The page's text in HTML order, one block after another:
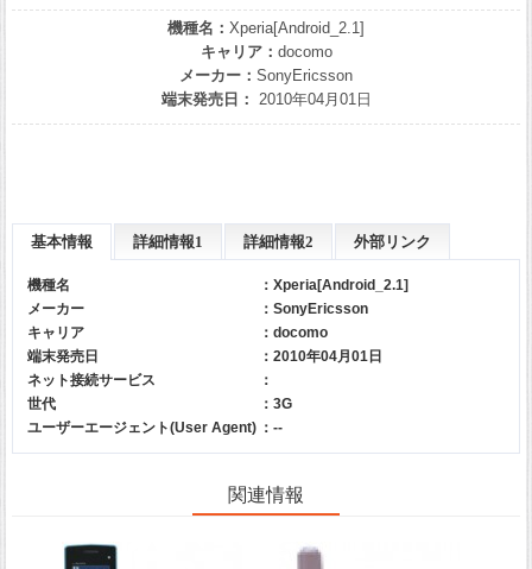
機種名： Xperia[Android_2.1]
キャリア： docomo
メーカー： SonyEricsson
端末発売日： 2010年04月01日
基本情報 詳細情報1 詳細情報2 外部リンク
機種名
：Xperia[Android_2.1]
メーカー
： SonyEricsson
キャリア
： docomo
端末発売日
：2010年04月01日
ネット接続サービス
：
世代
：3G
ユーザーエージェント(User Agent) ：--
関連情報